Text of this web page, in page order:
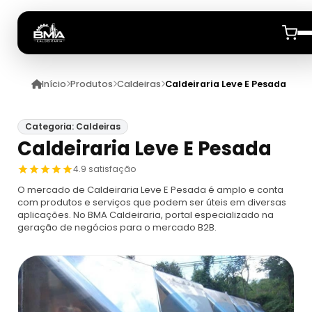
Início
Quem Somos
Caldeiras
Automação De Caldeiras
Caldeira De Recuperação
Caldeira De Recuperação Celulose
Inspecao Feitas Em Caldeiras
Cotação Inspeção De Caldeiras
Cotar Inspeção De Caldeiras
Montagem De Caldeira
Empresa De Montagem De Caldeiras A Gás
Caldeiras A Vapor
Anuncie
Início Produtos Caldeiras Caldeiraria Leve E Pesada
Categoria: Caldeiras
Caldeiraria Leve E Pesada
4.9 satisfação
O mercado de Caldeiraria Leve E Pesada é amplo e conta
com produtos e serviços que podem ser úteis em diversas
aplicações. No BMA Caldeiraria, portal especializado na
geração de negócios para o mercado B2B.